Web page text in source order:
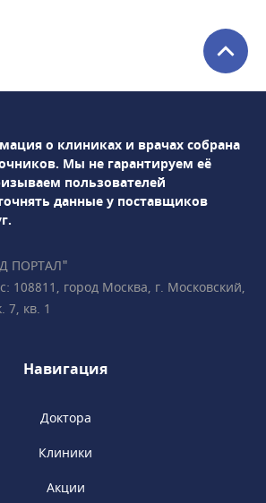
и состояниями обращаются к
к флебологу-хирургу при наличии
болей, отёков, а также при
основные поводы для визита к
расширение вен
вены)
и сеточки на ногах
и болезненность по ходу
о клиниках и врачах собрана
Мы не гарантируем её
пользователей
данные у поставщиков
ПОРТАЛ"
108811, город Москва, г. Московский,
7, кв. 1
Навигация
Доктора
Клиники
Акции